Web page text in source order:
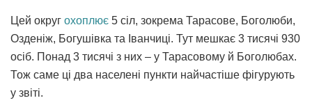
Цей округ охоплює 5 сіл, зокрема Тарасове, Боголюби,
Озденіж, Богушівка та Іванчиці. Тут мешкає 3 тисячі 930
осіб. Понад 3 тисячі з них – у Тарасовому й Боголюбах.
Тож саме ці два населені пункти найчастіше фігурують
у звіті.